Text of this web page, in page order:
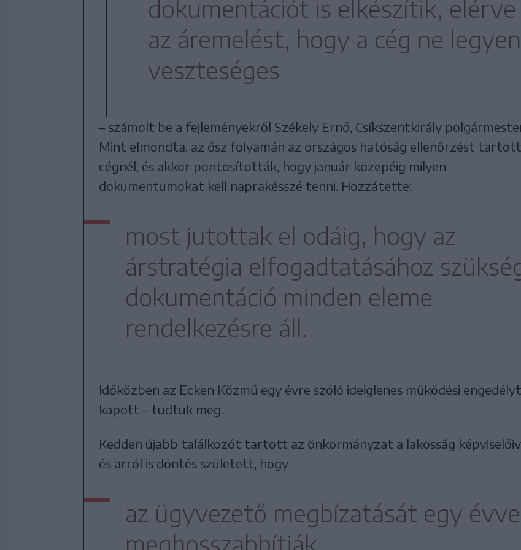
dokumentációt is elkészítik, elérve
az áremelést, hogy a cég ne legyen
veszteséges
– számolt be a fejleményekről Székely Ernő, Csíkszentkirály
Mint elmondta, az ősz folyamán az országos hatóság ellenőrzést
cégnél, és akkor pontosították, hogy január közepéig milyen
dokumentumokat kell naprakésszé tenni. Hozzátette:
most jutottak el odáig, hogy az
árstratégia elfogadtatásához
dokumentáció minden eleme
rendelkezésre áll.
Időközben az Ecken Közmű egy évre szóló ideiglenes működési
kapott – tudtuk meg.
Kedden újabb találkozót tartott az önkormányzat a lakosság
és arról is döntés született, hogy
az ügyvezető megbízatását egy
meghosszabbítják.